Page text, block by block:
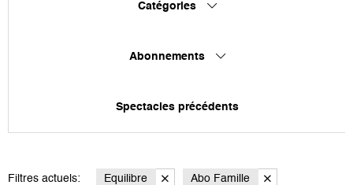
Catégories
Abonnements
Spectacles précédents
Filtres actuels: Equilibre Abo Famille